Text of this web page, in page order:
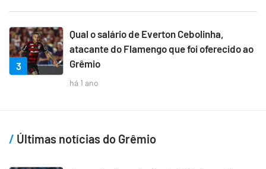
3
Qual o salário de Everton Cebolinha,
atacante do Flamengo que foi oferecido ao
Grêmio
há 1 ano
Últimas notícias do Grêmio